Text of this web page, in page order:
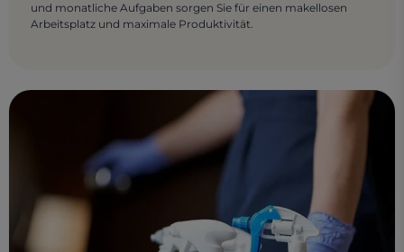
und monatliche Aufgaben sorgen Sie für einen makellosen
Arbeitsplatz und maximale Produktivität.